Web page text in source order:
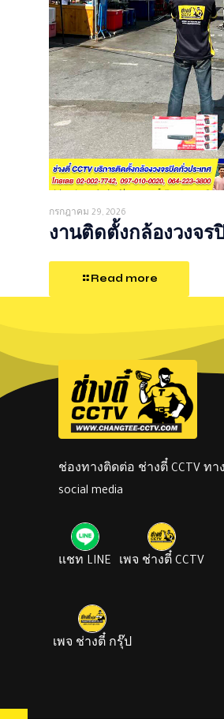
กรกฎาคม 29, 2026
งานติดตั้งกล้องวงจร
Read more
ช่องทางติดต่อ ช่างตี๋ CCTV ทาง
social media
แชท LINE เพจ ช่างตี๋ CCTV
เพจ ช่างตี๋ กรุ๊ป